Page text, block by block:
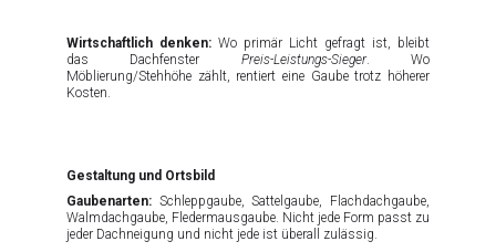
Wirtschaftlich denken: Wo primär Licht gefragt ist, bleibt
das Dachfenster Preis-Leistungs-Sieger. Wo
Möblierung/Stehhöhe zählt, rentiert eine Gaube trotz höherer
Kosten.
Gestaltung und Ortsbild
Gaubenarten: Schleppgaube, Sattelgaube, Flachdachgaube,
Walmdachgaube, Fledermausgaube. Nicht jede Form passt zu
jeder Dachneigung und nicht jede ist überall zulässig.